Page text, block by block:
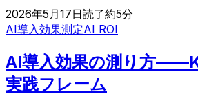
2026年5月17日読了約5分
AI導入効果測定AI ROI
AI導入効果の測り方
実践フレーム